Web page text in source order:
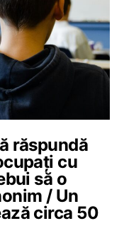
răspundă
cu
să o
/ Un
circa 50